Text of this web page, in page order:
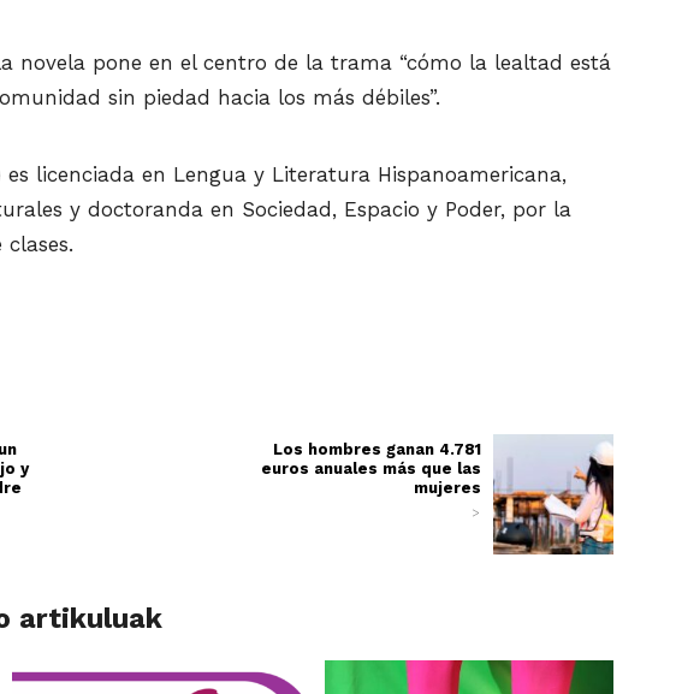
novela pone en el centro de la trama “cómo la lealtad está
sin piedad hacia los más débiles”.
es licenciada en Lengua y Literatura Hispanoamericana,
y doctoranda en Sociedad, Espacio y Poder, por la
y
Los hombres ganan 4.781
euros anuales más que las
mujeres
>
artikuluak